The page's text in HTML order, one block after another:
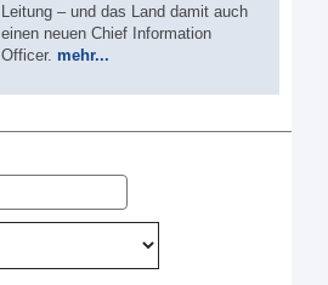
Leitung – und das Land damit auch
einen neuen Chief Information
Officer. mehr...